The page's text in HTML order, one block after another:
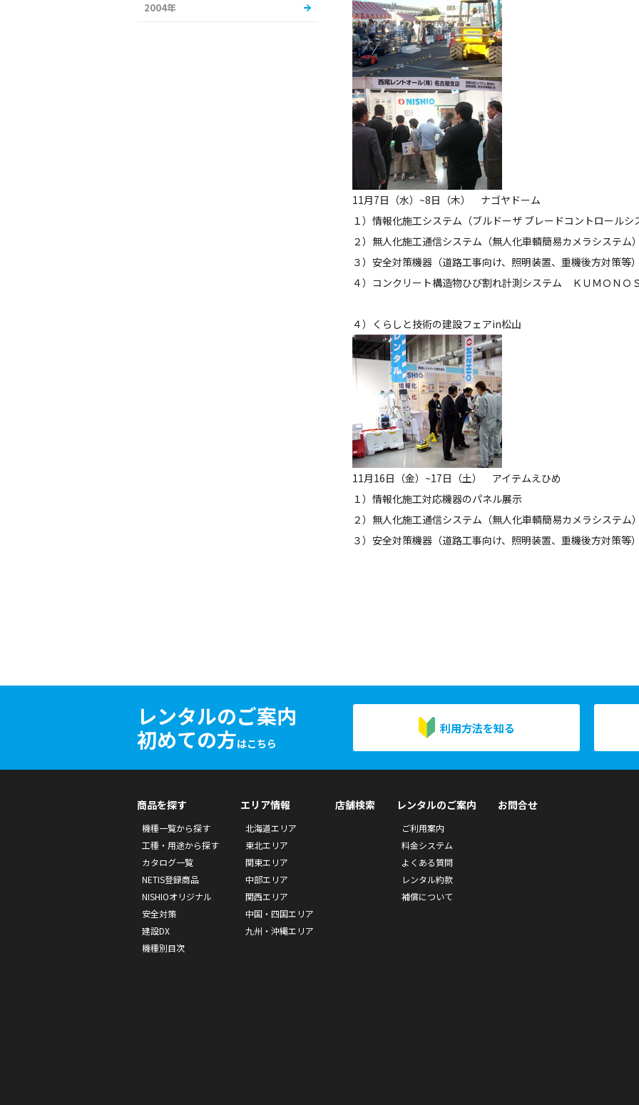
11月7日（水）~8日（木） ナゴヤドーム
１）情報化施工システム（ブルドーザ ブレードコントロールシ
２）無人化施工通信システム（無人化車輌簡易カメラシステム）
３）安全対策機器（道路工事向け、照明装置、重機後方対策等
４）コンクリート構造物ひび割れ計測システム ＫＵＭＯＮＯ
４）くらしと技術の建設フェアin松山
11月16日（金）~17日（土） アイテムえひめ
１）情報化施工対応機器のパネル展示
２）無人化施工通信システム（無人化車輌簡易カメラシステム）
３）安全対策機器（道路工事向け、照明装置、重機後方対策等
2004年
レンタルのご案内
初めての方はこちら
利用方法を知る
商品を探す
機種一覧から探す
工種・用途から探す
カタログ一覧
NETIS登録商品
NISHIOオリジナル
安全対策
建設DX
機種別目次
エリア情報
北海道エリア
東北エリア
関東エリア
中部エリア
関西エリア
中国・四国エリア
九州・沖縄エリア
店舗検索 レンタルのご案内
ご利用案内
料金システム
よくある質問
レンタル約款
補償について
お問合せ